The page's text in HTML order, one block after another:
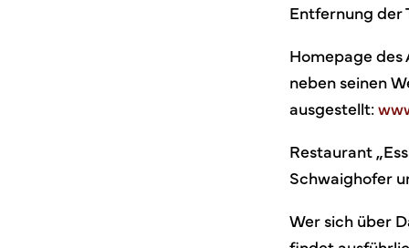
Entfernung der
Homepage des
neben seinen
ausgestellt:
Restaurant
Schwaighofer
Wer sich über